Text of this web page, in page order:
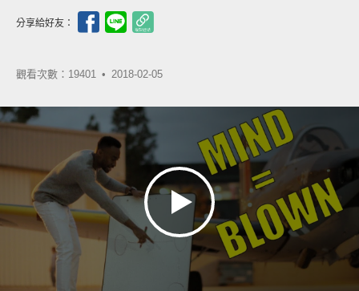
分享給好友：
觀看次數：19401 • 2018-02-05